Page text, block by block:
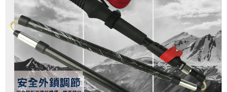
５．嚴禁一人註冊多個帳號或使用他人資訊註冊。若發現惡意使用之情形，
恩沛科技股份有限公司將有權停止該用戶之使用額度並採取法律行動。
免運費